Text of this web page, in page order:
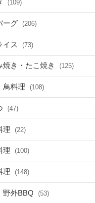
(109)
ーグ (206)
イス (73)
焼き・たこ焼き (125)
鳥料理 (108)
(47)
理 (22)
理 (100)
理 (148)
野外BBQ (53)